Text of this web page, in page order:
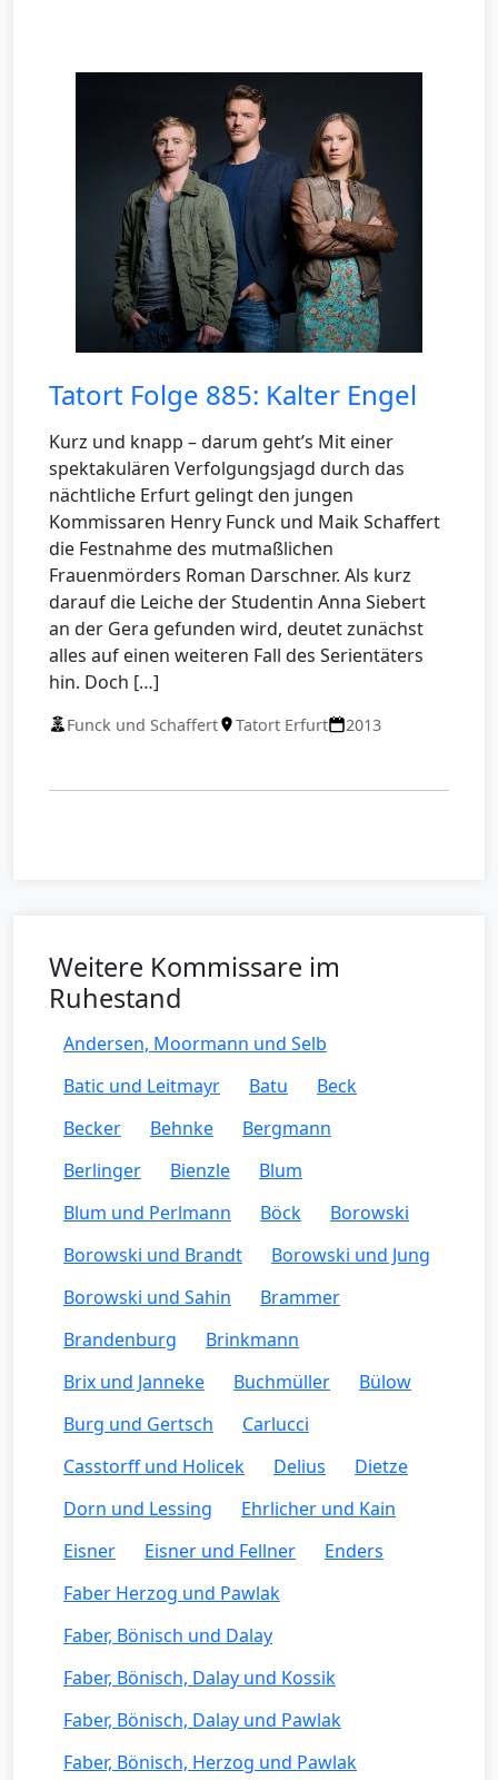
Tatort Folge 885: Kalter Engel
Kurz und knapp – darum geht’s Mit einer
spektakulären Verfolgungsjagd durch das
nächtliche Erfurt gelingt den jungen
Kommissaren Henry Funck und Maik Schaffert
die Festnahme des mutmaßlichen
Frauenmörders Roman Darschner. Als kurz
darauf die Leiche der Studentin Anna Siebert
an der Gera gefunden wird, deutet zunächst
alles auf einen weiteren Fall des Serientäters
hin. Doch […]
Funck und Schaffert Tatort Erfurt 2013
Weitere Kommissare im
Ruhestand
Andersen, Moormann und Selb
Batic und Leitmayr
Batu
Beck
Becker
Behnke
Bergmann
Berlinger
Bienzle
Blum
Blum und Perlmann
Böck
Borowski
Borowski und Brandt
Borowski und Jung
Borowski und Sahin
Brammer
Brandenburg
Brinkmann
Brix und Janneke
Buchmüller
Bülow
Burg und Gertsch
Carlucci
Casstorff und Holicek
Delius
Dietze
Dorn und Lessing
Ehrlicher und Kain
Eisner
Eisner und Fellner
Enders
Faber Herzog und Pawlak
Faber, Bönisch und Dalay
Faber, Bönisch, Dalay und Kossik
Faber, Bönisch, Dalay und Pawlak
Faber, Bönisch, Herzog und Pawlak